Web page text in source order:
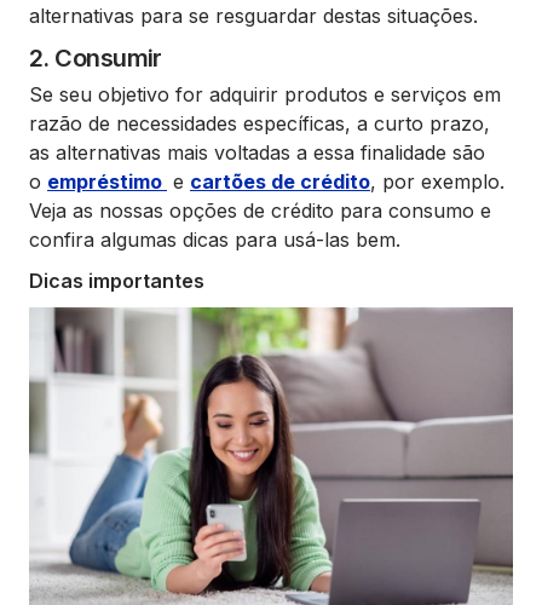
alternativas para se resguardar destas situações.
2. Consumir
Se seu objetivo for adquirir produtos e serviços em
razão de necessidades específicas, a curto prazo,
as alternativas mais voltadas a essa finalidade são
o empréstimo e cartões de crédito, por exemplo.
Veja as nossas opções de crédito para consumo e
confira algumas dicas para usá-las bem.
Dicas importantes